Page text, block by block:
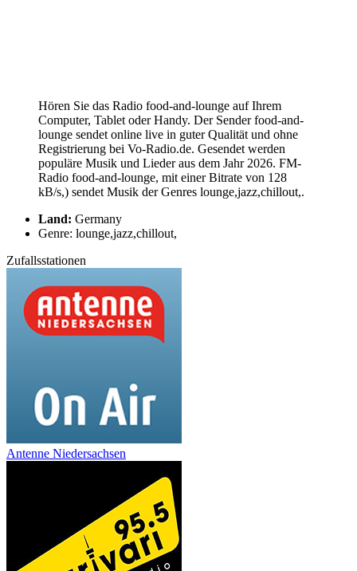
Hören Sie das Radio food-and-lounge auf Ihrem
Computer, Tablet oder Handy. Der Sender food-and-
lounge sendet online live in guter Qualität und ohne
Registrierung bei Vo-Radio.de. Gesendet werden
populäre Musik und Lieder aus dem Jahr 2026. FM-
Radio food-and-lounge, mit einer Bitrate von 128
kB/s,) sendet Musik der Genres lounge,jazz,chillout,.
Land: Germany
Genre: lounge,jazz,chillout,
Zufallsstationen
Antenne Niedersachsen